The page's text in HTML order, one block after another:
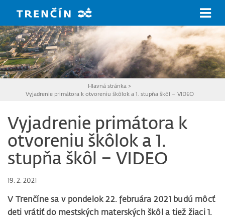
Hlavná stránka >
Vyjadrenie primátora k otvoreniu škôlok a 1. stupňa škôl – VIDEO
Vyjadrenie primátora k
otvoreniu škôlok a 1.
stupňa škôl – VIDEO
19. 2. 2021
V Trenčíne sa v pondelok 22. februára 2021 budú môcť
deti vrátiť do mestských materských škôl a tiež žiaci 1.